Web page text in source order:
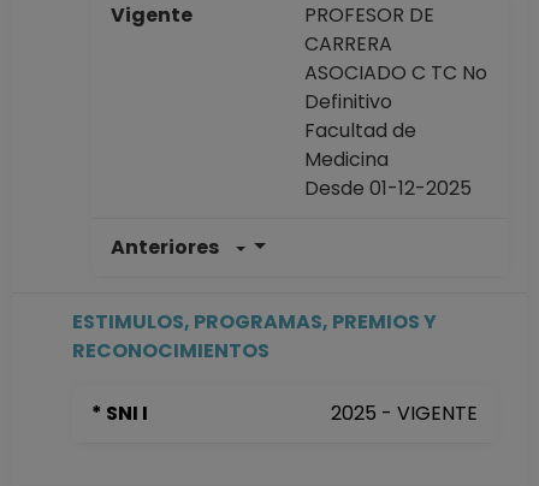
Vigente
PROFESOR DE
CARRERA
ASOCIADO C TC No
Definitivo
Facultad de
Medicina
Desde 01-12-2025
Anteriores
Definitivo
Personal
ESTIMULOS, PROGRAMAS, PREMIOS Y
RECONOCIMIENTOS
* SNI I 2025 - VIGENTE